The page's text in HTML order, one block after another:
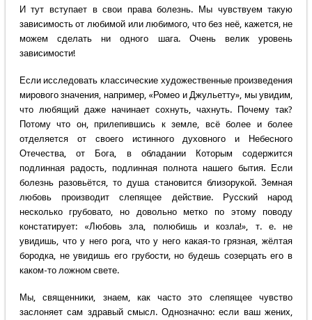
И тут вступает в свои права болезнь. Мы чувствуем такую
зависимость от любимой или любимого, что без неё, кажется, не
можем сделать ни одного шага. Очень велик уровень
зависимости!
Если исследовать классические художественные произведения
мирового значения, например, «Ромео и Джульетту», мы увидим,
что любящий даже начинает сохнуть, чахнуть. Почему так?
Потому что он, прилепившись к земле, всё более и более
отделяется от своего истинного духовного и Небесного
Отечества, от Бога, в обладании Которым содержится
подлинная радость, подлинная полнота нашего бытия. Если
болезнь разовьётся, то душа становится близорукой. Земная
любовь производит слепящее действие. Русский народ
несколько грубовато, но довольно метко по этому поводу
констатирует: «Любовь зла, полюбишь и козла!», т. е. не
увидишь, что у него рога, что у него какая-то грязная, жёлтая
бородка, не увидишь его грубости, но будешь созерцать его в
каком-то ложном свете.
Мы, священники, знаем, как часто это слепящее чувство
заслоняет сам здравый смысл. Однозначно: если ваш жених,